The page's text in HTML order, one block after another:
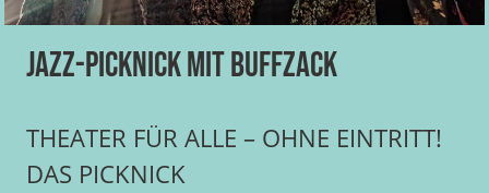
Jazz-Picknick mit Buffzack
THEATER FÜR ALLE – OHNE EINTRITT!
DAS PICKNICK